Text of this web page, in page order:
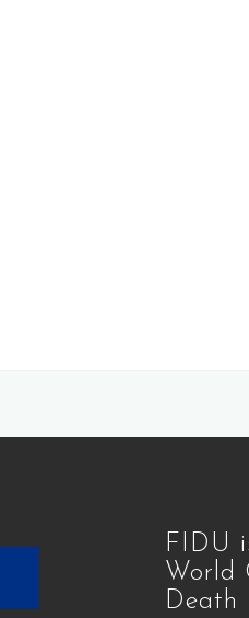
FIDU
World
Death